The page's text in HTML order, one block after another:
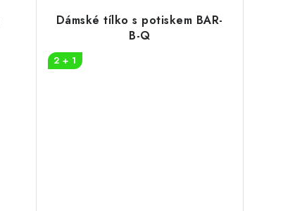
Dámské tílko s potiskem BAR-
B-Q
2 + 1